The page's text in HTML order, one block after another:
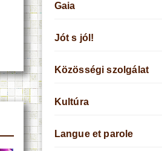
Gaia
Jót s jól!
Közösségi szolgálat
Kultúra
Langue et parole